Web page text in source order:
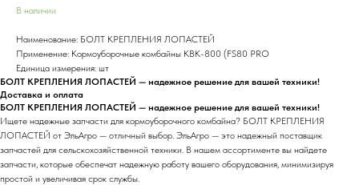
В наличии
Наименование: БОЛТ КРЕПЛЕНИЯ ЛОПАСТЕЙ
Применение: Кормоуборочные комбайны КВК-800 (FS80 PRO
Единица измерения: шт
БОЛТ КРЕПЛЕНИЯ ЛОПАСТЕЙ — надежное решение для вашей техники!
Доставка и оплата
БОЛТ КРЕПЛЕНИЯ ЛОПАСТЕЙ — надежное решение для вашей техники!
Ищете надежные запчасти для кормоуборочного комбайна? БОЛТ КРЕПЛЕНИЯ
ЛОПАСТЕЙ от ЭльАгро — отличный выбор. ЭльАгро — это надежный поставщик
запчастей для сельскохозяйственной техники. В нашем ассортименте вы найдете
запчасти, которые обеспечат надежную работу вашего оборудования, минимизируя
простой и увеличивая срок службы.